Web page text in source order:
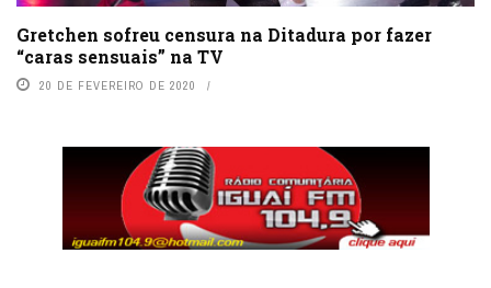
Gretchen sofreu censura na Ditadura por fazer
“caras sensuais” na TV
20 DE FEVEREIRO DE 2020